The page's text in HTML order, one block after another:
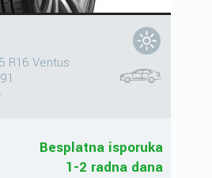
R16 Ventus
Besplatna isporuka
1-2 radna dana